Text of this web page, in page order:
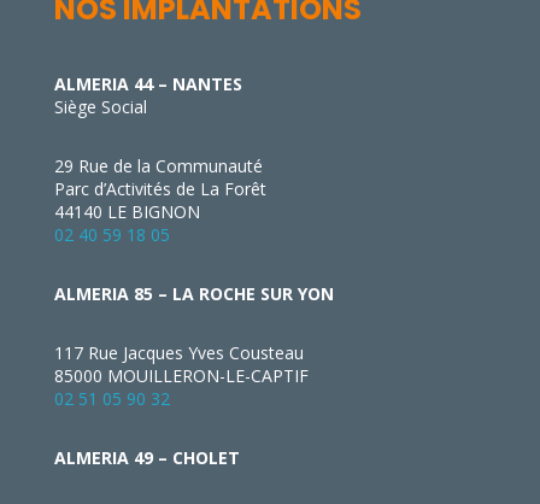
NOS IMPLANTATIONS
ALMERIA 44 – NANTES
Siège Social
29 Rue de la Communauté
Parc d’Activités de La Forêt
44140 LE BIGNON
02 40 59 18 05
ALMERIA 85 – LA ROCHE SUR YON
117 Rue Jacques Yves Cousteau
85000 MOUILLERON-LE-CAPTIF
02 51 05 90 32
ALMERIA 49 – CHOLET